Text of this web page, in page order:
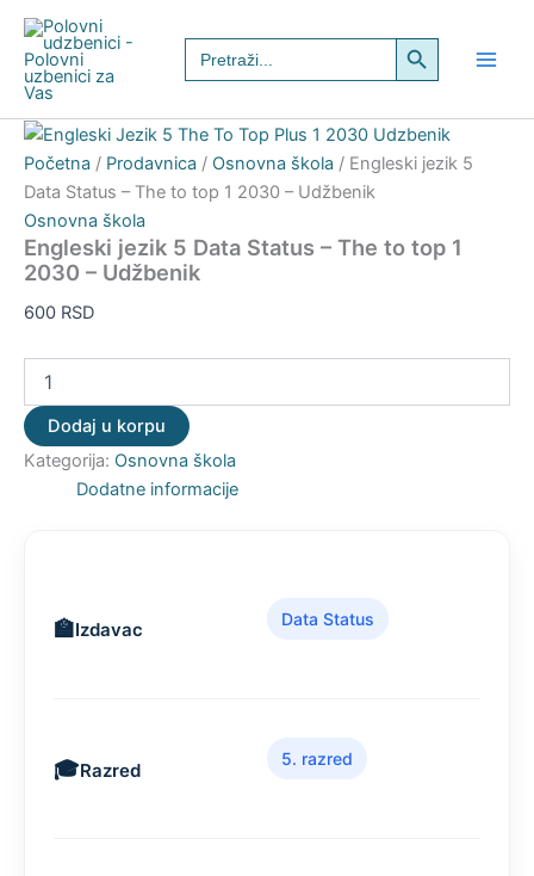
Pređi
sadržaj
Search
for:
Search Button
Početna / Prodavnica / Osnovna škola / Engleski jezik 5
Data Status – The to top 1 2030 – Udžbenik
Osnovna škola
Engleski jezik 5 Data Status – The to top 1
2030 – Udžbenik
600 RSD
jezik
5
Data
Status
–
The
top
1
2030
–
količina
Dodaj u korpu
Kategorija: Osnovna škola
Dodatne informacije
Izdavac
Data Status
Razred
5. razred